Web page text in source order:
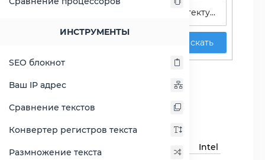
ИНСТРУМЕНТЫ
SEO блокнот
Ваш IP адрес
Сравнение текстов
Конвертер регистров текста
Размножение текста
Искать
Xeon E3-1270 v5
Основная информация
Intel